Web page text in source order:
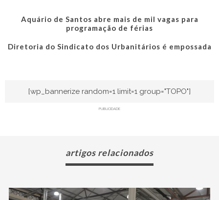
Aquário de Santos abre mais de mil vagas para
programação de férias
Diretoria do Sindicato dos Urbanitários é empossada
[wp_bannerize random=1 limit=1 group="TOPO"]
PUBLICIDADE
artigos relacionados